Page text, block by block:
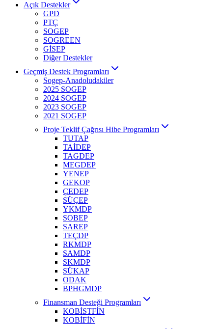
Açık Destekler
GPD
PTÇ
SOGEP
SOGREEN
GİSEP
Diğer Destekler
Geçmiş Destek Programları
Sogep-Anadoludakiler
2025 SOGEP
2024 SOGEP
2023 SOGEP
2021 SOGEP
Proje Teklif Çağrısı Hibe Programları
TUTAP
TAİDEP
TAGDEP
MEGDEP
YENEP
GEKOP
ÇEDEP
SÜÇEP
YKMDP
SOBEP
SAREP
TEÇDP
RKMDP
SAMDP
SKMDP
SÜKAP
ODAK
BPHGMDP
Finansman Desteği Programları
KOBİSTFİN
KOBİFİN